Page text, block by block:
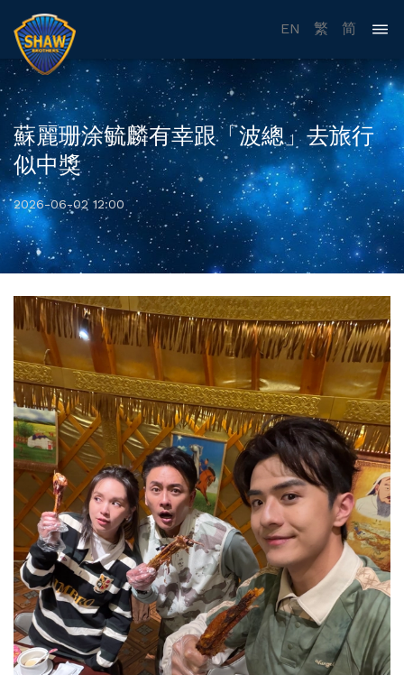
EN 繁 简
蘇麗珊涂毓麟有幸跟「波總」去旅行
似中獎
2026-06-02 12:00